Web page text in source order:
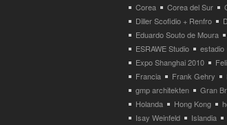
Corea
Corea del Sur
Diller Scofidio + Renfro
Eduardo Souto de Moura
ESRAWE Studio
estadio
Expo Shanghai 2010
Francia
Frank Gehry
gmp architekten
Gran
Holanda
Hong Kong
Isay Weinfeld
Islandia